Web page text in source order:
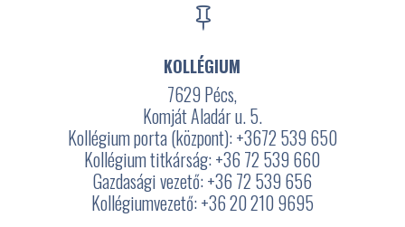

KOLLÉGIUM
7629 Pécs,
Komját Aladár u. 5.
Kollégium porta (központ): +3672 539 650
Kollégium titkárság: +36 72 539 660
Gazdasági vezető: +36 72 539 656
Kollégiumvezető: +36 20 210 9695